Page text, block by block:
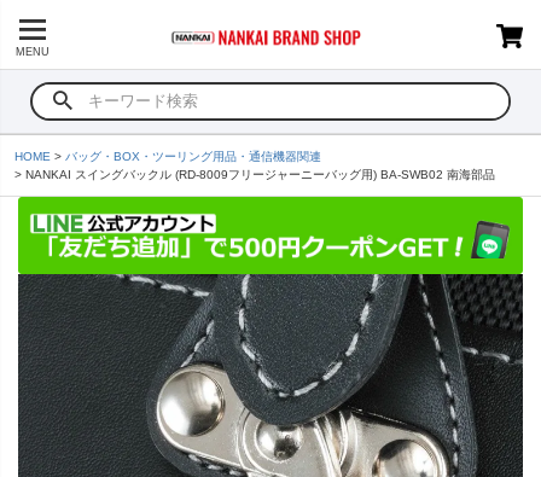
MENU
HOME
バッグ・BOX・ツーリング用品・通信機器関連
NANKAI スイングバックル (RD-8009フリージャーニーバッグ用) BA-SWB02 南海部品